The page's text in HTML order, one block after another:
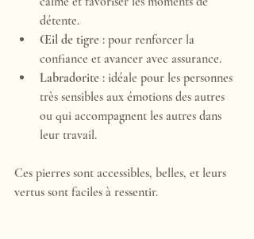
détente.
Œil de tigre : pour renforcer la
confiance et avancer avec assurance.
Labradorite : idéale pour les personnes
très sensibles aux émotions des autres
ou qui accompagnent les autres dans
leur travail.
Ces pierres sont accessibles, belles, et leurs
vertus sont faciles à ressentir.